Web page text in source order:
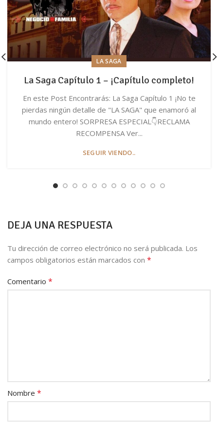
LA SAGA
La Saga Capítulo 1 – ¡Capítulo completo!
En este Post Encontrarás: La Saga Capítulo 1 ¡No te
pierdas ningún detalle de "LA SAGA" que enamoró al
mundo entero! SORPRESA ESPECIAL👇RECLAMA
RECOMPENSA Ver...
SEGUIR VIENDO..
DEJA UNA RESPUESTA
Tu dirección de correo electrónico no será publicada. Los
campos obligatorios están marcados con *
Comentario *
Nombre *